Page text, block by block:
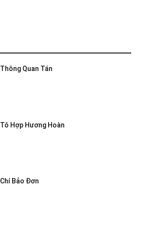
Thông Quan Tán
Tô Hợp Hương Hoàn
Chí Bảo Đơn